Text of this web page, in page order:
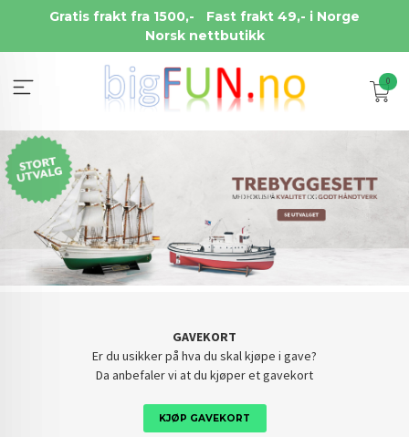
Gratis frakt fra 1500,-
Fast frakt 49,- i Norge
Norsk nettbutikk
0
GAVEKORT
Er du usikker på hva du skal kjøpe i gave?
Da anbefaler vi at du kjøper et gavekort
KJØP GAVEKORT